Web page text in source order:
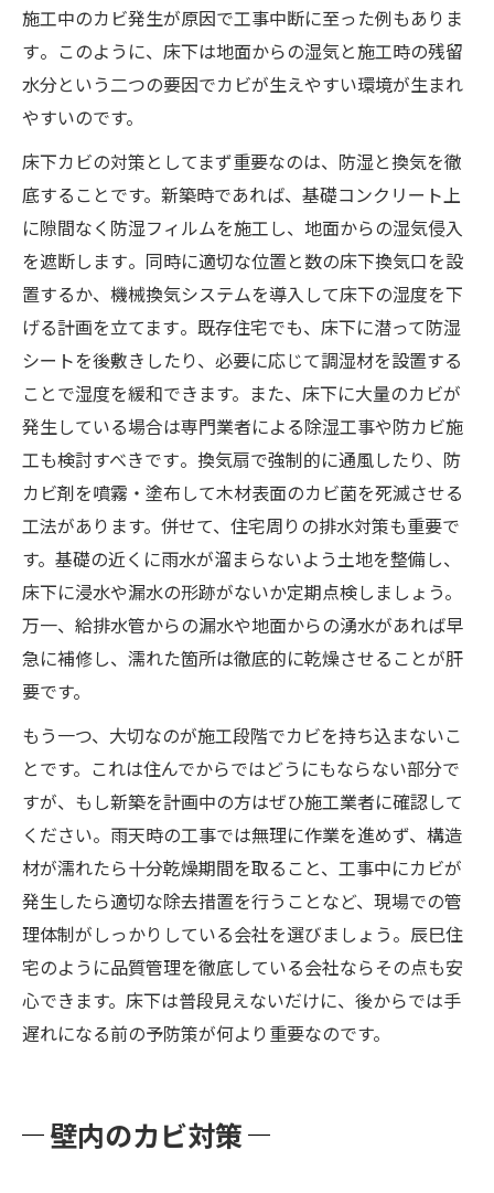
施工中のカビ発生が原因で工事中断に至った例もありま
す​。このように、床下は地面からの湿気と施工時の残留
水分という二つの要因でカビが生えやすい環境が生まれ
やすいのです。
床下カビの対策としてまず重要なのは、防湿と換気を徹
底することです。新築時であれば、基礎コンクリート上
に隙間なく防湿フィルムを施工し、地面からの湿気侵入
を遮断します​。同時に適切な位置と数の床下換気口を設
置するか、機械換気システムを導入して床下の湿度を下
げる計画を立てます​。既存住宅でも、床下に潜って防湿
シートを後敷きしたり、必要に応じて調湿材を設置する
ことで湿度を緩和できます。また、床下に大量のカビが
発生している場合は専門業者による除湿工事や防カビ施
工も検討すべきです​。換気扇で強制的に通風したり、防
カビ剤を噴霧・塗布して木材表面のカビ菌を死滅させる
工法があります。併せて、住宅周りの排水対策も重要で
す。基礎の近くに雨水が溜まらないよう土地を整備し、
床下に浸水や漏水の形跡がないか定期点検しましょう。
万一、給排水管からの漏水や地面からの湧水があれば早
急に補修し、濡れた箇所は徹底的に乾燥させることが肝
要です。
もう一つ、大切なのが施工段階でカビを持ち込まないこ
とです。これは住んでからではどうにもならない部分で
すが、もし新築を計画中の方はぜひ施工業者に確認して
ください。雨天時の工事では無理に作業を進めず、構造
材が濡れたら十分乾燥期間を取ること、工事中にカビが
発生したら適切な除去措置を行うことなど、現場での管
理体制がしっかりしている会社を選びましょう​。辰巳住
宅のように品質管理を徹底している会社ならその点も安
心できます。床下は普段見えないだけに、後からでは手
遅れになる前の予防策が何より重要なのです。
壁内のカビ対策